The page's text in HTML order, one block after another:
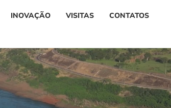
INOVAÇÃO VISITAS CONTATOS